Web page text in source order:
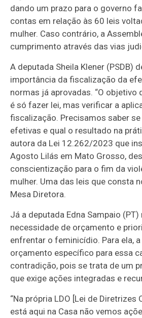
dando um prazo para o governo
contas em relação às 60 leis
mulher. Caso contrário, a
cumprimento através das vias
A deputada Sheila Klener (PSDB)
importância da fiscalização da
normas já aprovadas. “O objetivo
é só fazer lei, mas verificar a
fiscalização. Precisamos saber
efetivas e qual o resultado na
autora da Lei 12.262/2023 que
Agosto Lilás em Mato Grosso,
conscientização para o fim da
mulher. Uma das leis que consta
Mesa Diretora.
Já a deputada Edna Sampaio
necessidade de orçamento e
enfrentar o feminicídio. Para ela,
orçamento específico para essa
contradição, pois se trata de um
que exige ações integradas e
“Na própria LDO [Lei de Diretrizes
está aqui na Casa não vemos